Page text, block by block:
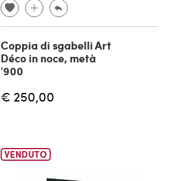
Coppia di sgabelli Art
Déco in noce, metà
'900
€ 250,00
VENDUTO